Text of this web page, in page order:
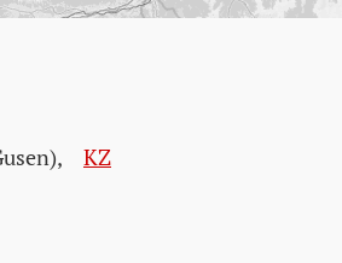
, KZ